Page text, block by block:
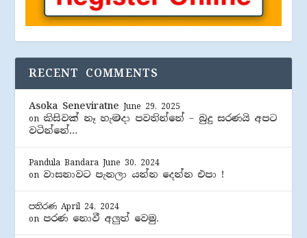
RECENT COMMENTS
Asoka Seneviratne June 29, 2025
on කිසිවක් නෑ හැමදා පවතින්නේ – බුදු සරණයි අපට
වටින්නේ…
Pandula Bandara June 30, 2024
on වාසනාවට පැනලා යන්න දෙන්න එපා !
පතිරණ April 24, 2024
on පරණ නොවී අලුත් වෙමු.